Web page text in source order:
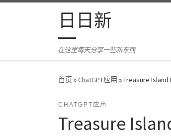
Skip to content日日新
在这里每天分享一些新东西
首页»ChatGPT应用 »Treasure Island
CHATGPT应用
Treasure